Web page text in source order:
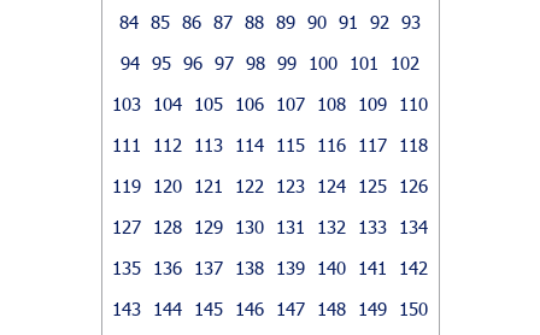
84 85 86 87 88 89 90 91 92
93
94 95 96 97 98 99 100 101
102
103
104 105 106 107 108 109
110
111
112 113 114 115 116 117
118
119
120 121 122 123 124 125
126
127
128 129 130 131 132 133
134
135
136 137 138 139 140 141
142
143
144 145 146 147 148 149
150